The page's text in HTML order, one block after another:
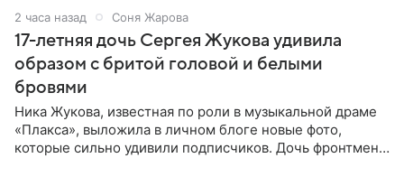
2 часа назад Соня Жарова
17-летняя дочь Сергея Жукова удивила
образом с бритой головой и белыми
бровями
Ника Жукова, известная по роли в музыкальной драме
«Плакса», выложила в личном блоге новые фото,
которые сильно удивили подписчиков. Дочь фронтмена